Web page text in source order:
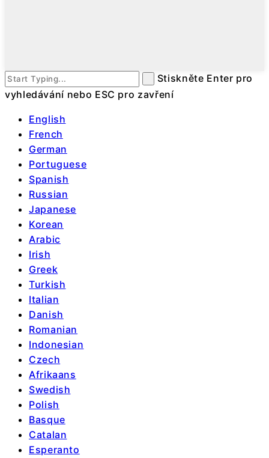
Stiskněte Enter pro
vyhledávání nebo ESC pro zavření
English
French
German
Portuguese
Spanish
Russian
Japanese
Korean
Arabic
Irish
Greek
Turkish
Italian
Danish
Romanian
Indonesian
Czech
Afrikaans
Swedish
Polish
Basque
Catalan
Esperanto